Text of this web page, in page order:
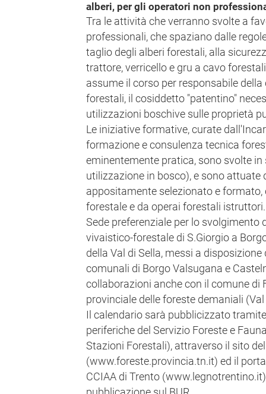
alberi, per gli operatori non
Tra le attività che verranno svolte a
professionali, che spaziano dalle
taglio degli alberi forestali, alla
trattore, verricello e gru a cavo
assume il corso per responsabile
forestali, il cosiddetto "patentino"
utilizzazioni boschive sulle proprietà
Le iniziative formative, curate
formazione e consulenza tecnica
eminentemente pratica, sono svolte
utilizzazione in bosco), e sono attuate
appositamente selezionato e
forestale e da operai forestali istruttori.
Sede preferenziale per lo svolgimento
vivaistico-forestale di S.Giorgio a
della Val di Sella, messi a
comunali di Borgo Valsugana e
collaborazioni anche con il comune di
provinciale delle foreste demaniali
Il calendario sarà pubblicizzato
periferiche del Servizio Foreste e
Stazioni Forestali), attraverso il sito
(www.foreste.provincia.tn.it) ed il
CCIAA di Trento